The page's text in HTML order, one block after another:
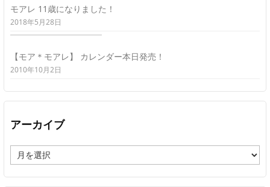
モアレ 11歳になりました！
2018年5月28日
【モア＊モアレ】 カレンダー本日発売！
2010年10月2日
アーカイブ
ー
カ